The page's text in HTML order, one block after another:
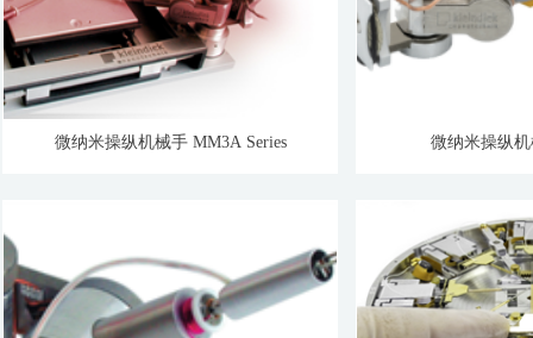
微纳米操纵机械手 MM3A Series 微纳米操纵